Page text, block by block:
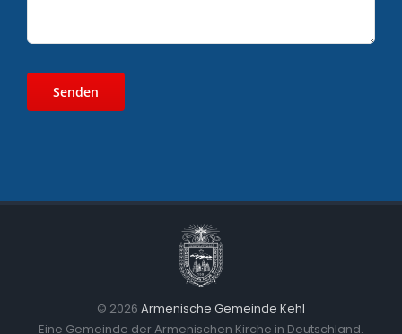
© 2026 Armenische Gemeinde Kehl
Eine Gemeinde der Armenischen Kirche in Deutschland.